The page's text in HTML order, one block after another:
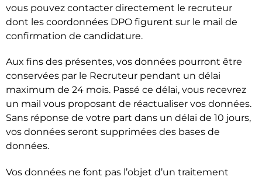
vous pouvez contacter directement le recruteur
dont les coordonnées DPO figurent sur le mail de
confirmation de candidature.
Aux fins des présentes, vos données pourront être
conservées par le Recruteur pendant un délai
maximum de 24 mois. Passé ce délai, vous recevrez
un mail vous proposant de réactualiser vos données.
Sans réponse de votre part dans un délai de 10 jours,
vos données seront supprimées des bases de
données.
Vos données ne font pas l’objet d’un traitement